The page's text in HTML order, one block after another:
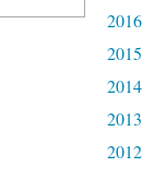
2016
2015
2014
2013
2012